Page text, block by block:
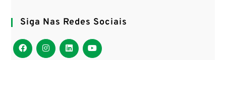
Siga Nas Redes Sociais